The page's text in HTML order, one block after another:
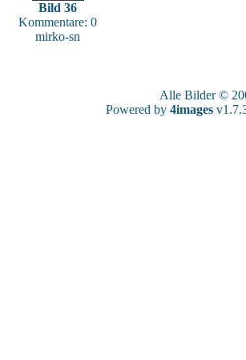
Bild 36
Kommentare: 0
mirko-sn
Alle Bilder ©
Powered by 4images